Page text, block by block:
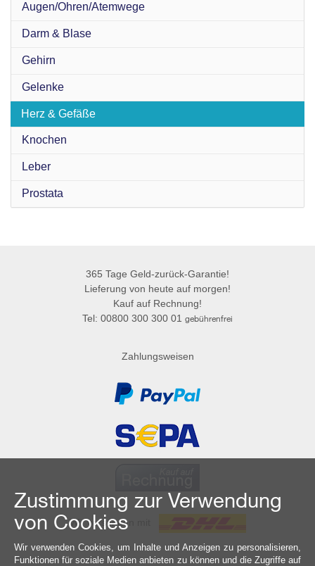
Augen/Ohren/Atemwege
Darm & Blase
Gehirn
Gelenke
Herz & Gefäße
Knochen
Leber
Prostata
365 Tage Geld-zurück-Garantie!
Lieferung von heute auf morgen!
Kauf auf Rechnung!
Tel: 00800 300 300 01 gebührenfrei
Zahlungsweisen
Wir versenden mit
Zustimmung zur Verwendung
von Cookies
Wir verwenden Cookies, um Inhalte und Anzeigen zu personalisieren,
Funktionen für soziale Medien anbieten zu können und die Zugriffe auf